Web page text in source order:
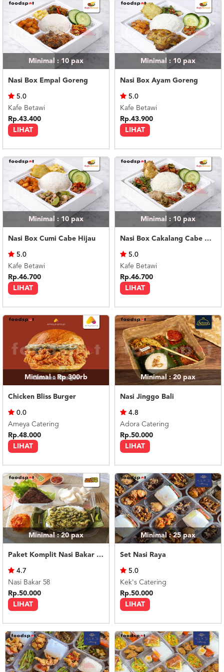
Minimal : 10 pax
Nasi Box Empal Goreng
LIHAT
5.0
Kafe Betawi
Rp.43.400
Minimal : 10pax
Nasi Box Ayam Goreng
LIHAT
5.0
Kafe Betawi
Rp.43.900
Minimal : 10pax
Nasi Box Cumi Cabe Hijau
LIHAT
5.0
Kafe Betawi
Rp.46.700
Minimal : 10pax
Nasi Box Cakalang Cabe Hijau
LIHAT
5.0
Kafe Betawi
Rp.46.700
Minimal : Rp 300rb
Chicken Bliss Burger
LIHAT
0.0
Ameya Catering
Rp.48.000
Minimal : 20pax
Nasi Jinggo Bali
LIHAT
4.8
Adora Catering
Rp.50.000
Minimal : 20pax
Paket Komplit Nasi Bakar Ayam Cabe Ijo
LIHAT
4.7
Nasi Bakar 58
Rp.50.000
Minimal : 25pax
Set Nasi Raya
LIHAT
5.0
Kek's Catering
Rp.50.000